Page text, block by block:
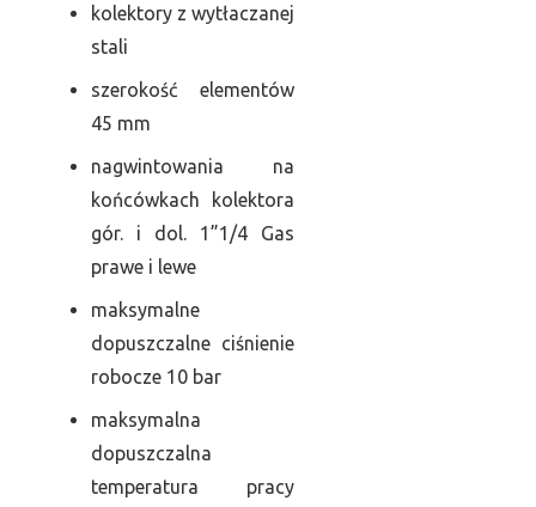
kolektory z wytłaczanej
stali
szerokość elementów
45 mm
nagwintowania na
końcówkach kolektora
gór. i dol. 1”1/4 Gas
prawe i lewe
maksymalne
dopuszczalne ciśnienie
robocze 10 bar
maksymalna
dopuszczalna
temperatura pracy